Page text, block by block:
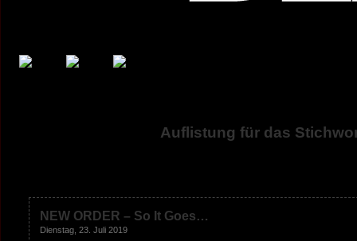
Auflistung für das
NEW ORDER – So It Goes…
Dienstag, 23. Juli 2019